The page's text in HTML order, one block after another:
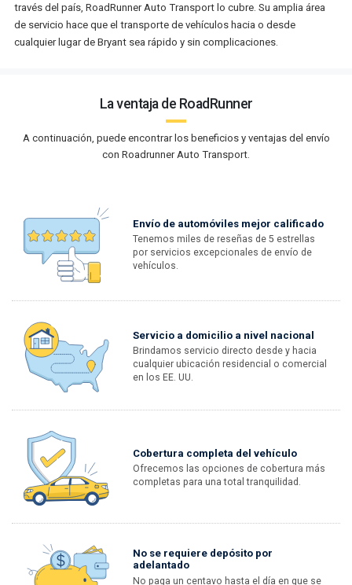
través del país, RoadRunner Auto Transport lo cubre. Su amplia área
de servicio hace que el transporte de vehículos hacia o desde
cualquier lugar de Bryant sea rápido y sin complicaciones.
La ventaja de RoadRunner
A continuación, puede encontrar los beneficios y ventajas del envío
con Roadrunner Auto Transport.
Envío de automóviles mejor calificado
Tenemos miles de reseñas de 5 estrellas
por servicios excepcionales de envío de
vehículos.
Servicio a domicilio a nivel nacional
Brindamos servicio directo desde y hacia
cualquier ubicación residencial o comercial
en los EE. UU.
Cobertura completa del vehículo
Ofrecemos las opciones de cobertura más
completas para una total tranquilidad.
No se requiere depósito por
adelantado
No paga un centavo hasta el día en que se